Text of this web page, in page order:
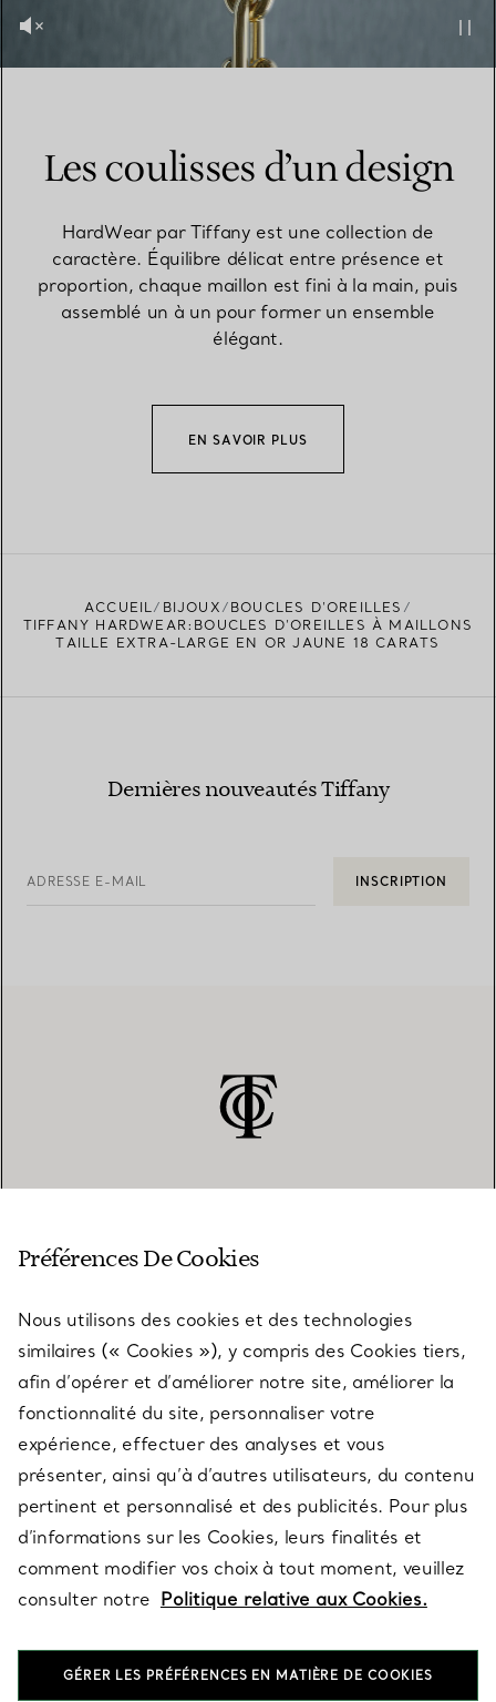
Les coulisses d’un design
HardWear par Tiffany est une collection de
caractère. Équilibre délicat entre présence et
proportion, chaque maillon est fini à la main, puis
assemblé un à un pour former un ensemble
élégant.
EN SAVOIR PLUS
ACCUEIL BIJOUX
BOUCLES D’OREILLES
TIFFANY HARDWEAR:BOUCLES D’OREILLES À MAILLONS
TAILLE EXTRA-LARGE EN OR JAUNE 18 CARATS
Dernières nouveautés Tiffany
ADRESSE E-MAIL INSCRIPTION
SERVICES
À PROPOS
QUESTIONS LÉGALES
SUIVEZ-NOUS
Préférences De Cookies
Nous utilisons des cookies et des technologies
similaires (« Cookies »), y compris des Cookies tiers,
afin d’opérer et d’améliorer notre site, améliorer la
fonctionnalité du site, personnaliser votre
expérience, effectuer des analyses et vous
présenter, ainsi qu’à d’autres utilisateurs, du contenu
pertinent et personnalisé et des publicités. Pour plus
d’informations sur les Cookies, leurs finalités et
comment modifier vos choix à tout moment, veuillez
consulter notre Politique relative aux Cookies.
GÉRER LES PRÉFÉRENCES EN MATIÈRE DE COOKIES